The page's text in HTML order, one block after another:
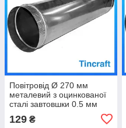
Повітровід Ø 270 мм
металевий з оцинкованої
сталі завтовшки 0.5 мм
129 ₴